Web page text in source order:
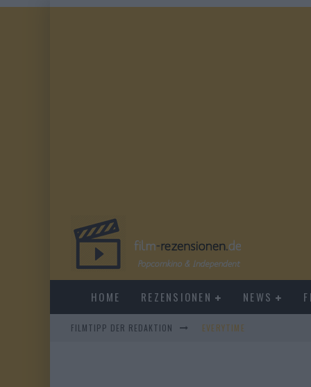
HOME REZENSIONEN NEWS
FILMTIPP DER REDAKTION EVERYTIME